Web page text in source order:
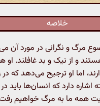
خلاصه
و نگرانی در مورد آن
و از نیک و بد غافلند. او
اما او ترجیح می‌دهد که
دارد که انسان‌ها باید در
همه ما به مرگ خواهیم